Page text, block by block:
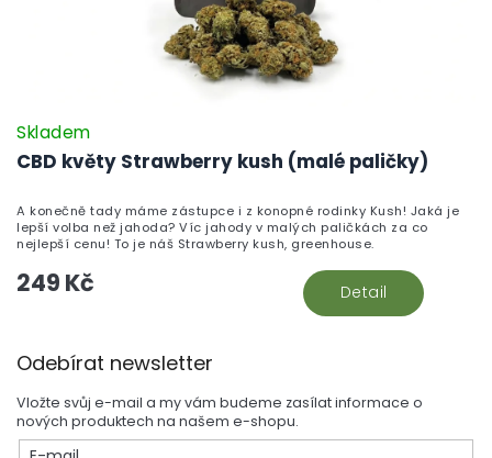
CBD květy Strawberry kush (malé paličky)
Skladem
249 Kč Detail
A konečně tady máme zástupce i z konopné rodinky Kush! Jaká je
lepší volba než jahoda? Víc jahody v malých paličkách za co
nejlepší cenu! To je náš Strawberry kush, greenhouse.
Odebírat newsletter
Vložte svůj e-mail a my vám budeme zasílat informace o
nových produktech na našem e-shopu.